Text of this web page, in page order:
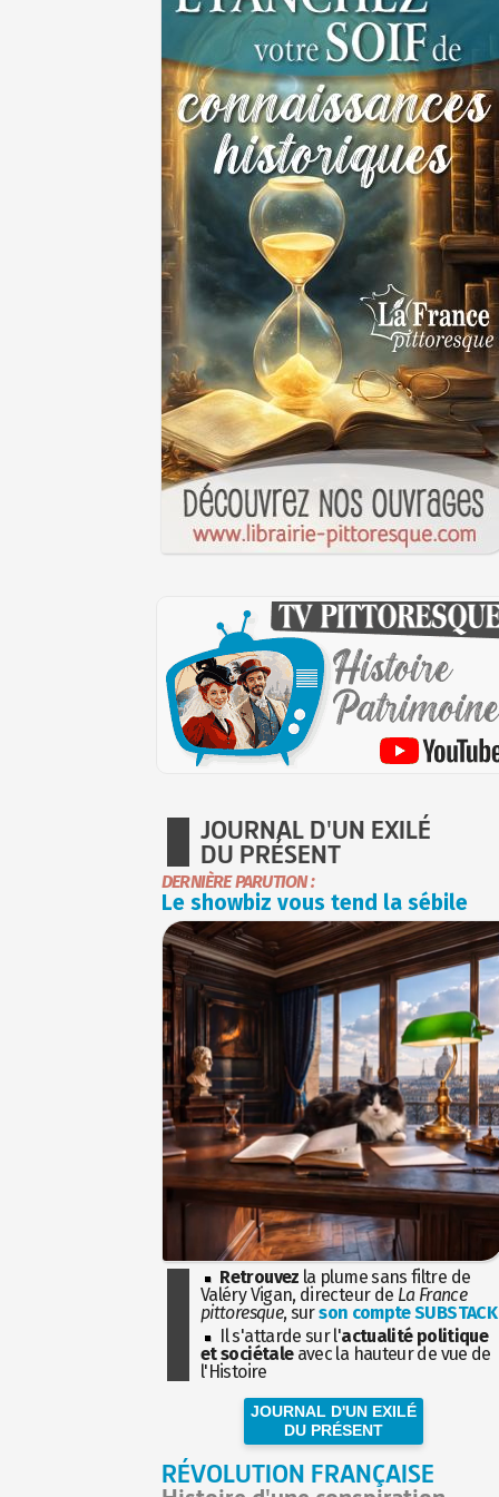
JOURNAL D'UN EXILÉ
DU PRÉSENT
DERNIÈRE PARUTION :
Le showbiz vous tend la sébile
Retrouvez la plume sans filtre de
Valéry Vigan, directeur de La France
pittoresque, surson compte SUBSTACK
Il s'attarde sur l'actualité politique
et sociétaleavec la hauteur de vue de
l'Histoire
JOURNAL D'UN EXILÉ
DU PRÉSENT
RÉVOLUTION FRANÇAISE